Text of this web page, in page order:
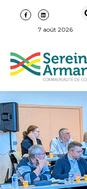
7 août 2026